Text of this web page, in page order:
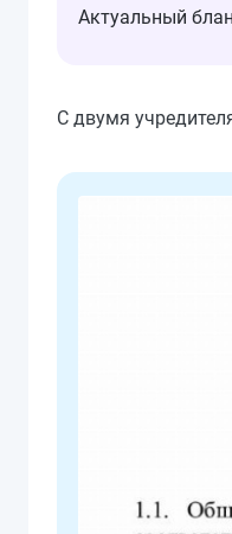
Актуальный
С двумя